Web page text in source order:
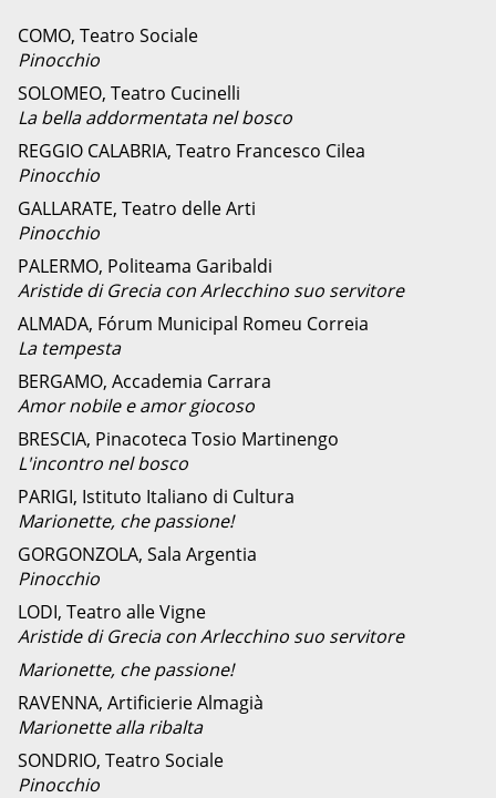
COMO, Teatro Sociale
Pinocchio
SOLOMEO, Teatro Cucinelli
La bella addormentata nel bosco
REGGIO CALABRIA, Teatro Francesco Cilea
Pinocchio
GALLARATE, Teatro delle Arti
Pinocchio
PALERMO, Politeama Garibaldi
Aristide di Grecia con Arlecchino suo servitore
ALMADA, Fórum Municipal Romeu Correia
La tempesta
BERGAMO, Accademia Carrara
Amor nobile e amor giocoso
BRESCIA, Pinacoteca Tosio Martinengo
L'incontro nel bosco
PARIGI, Istituto Italiano di Cultura
Marionette, che passione!
GORGONZOLA, Sala Argentia
Pinocchio
LODI, Teatro alle Vigne
Aristide di Grecia con Arlecchino suo servitore
Marionette, che passione!
RAVENNA, Artificierie Almagià
Marionette alla ribalta
SONDRIO, Teatro Sociale
Pinocchio